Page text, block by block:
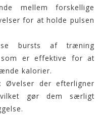
mellem forskellige
for at holde pulsen
bursts af træning
er effektive for at
kalorier.
: Øvelser der efterligner
gør dem særligt